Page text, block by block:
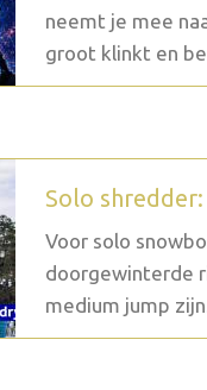
neemt je mee
groot klinkt en
Solo
Voor solo
doorgewinterde
medium jump